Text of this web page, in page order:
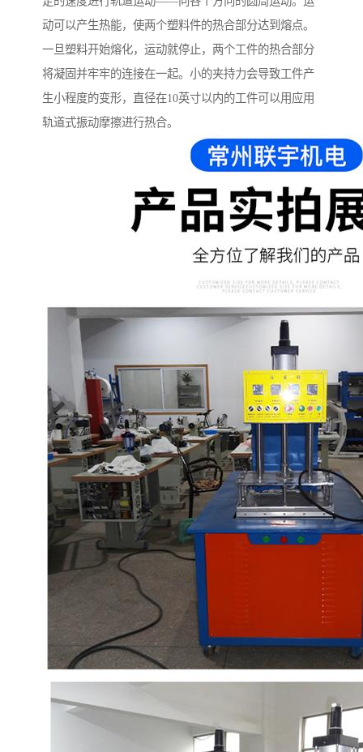
动可以产生热能，使两个塑料件的热合部分达到熔点。
一旦塑料开始熔化，运动就停止，两个工件的热合部分
将凝固并牢牢的连接在一起。小的夹持力会导致工件产
生小程度的变形，直径在10英寸以内的工件可以用应用
轨道式振动摩擦进行热合。